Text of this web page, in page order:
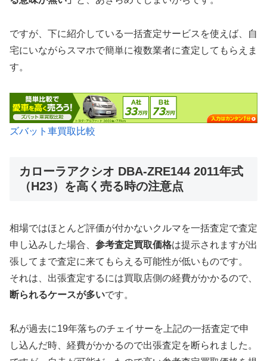
ですが、下に紹介している一括査定サービスを使えば、自
宅にいながらスマホで簡単に複数業者に査定してもらえま
す。
ズバット車買取比較
カローラアクシオ DBA-ZRE144 2011年式
（H23）を高く売る時の注意点
相場ではほとんど評価が付かないクルマを一括査定で査定
申し込みした場合、 参考査定買取価格は提示されますが出
張してまで査定に来てもらえる可能性が低いものです。
それは、出張査定するには買取店側の経費がかかるので、
断られるケースが多いです。
私が過去に19年落ちのチェイサーを上記の一括査定で申
し込んだ時、経費がかかるので出張査定を断られました。